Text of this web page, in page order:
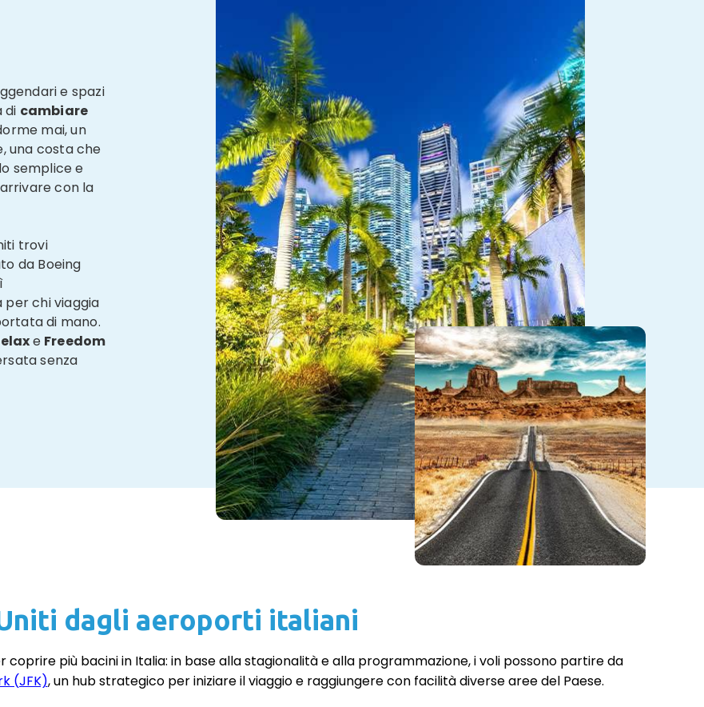
e spazi
di cambiare
mai, un
una costa che
semplice e
con la
trovi
da Boeing
per chi viaggia
di mano.
e Freedom
senza
dagli aeroporti italiani
coprire più bacini in Italia: in base alla stagionalità e alla programmazione, i voli possono partire da
(JFK), un hub strategico per iniziare il viaggio e raggiungere con facilità diverse aree del Paese.